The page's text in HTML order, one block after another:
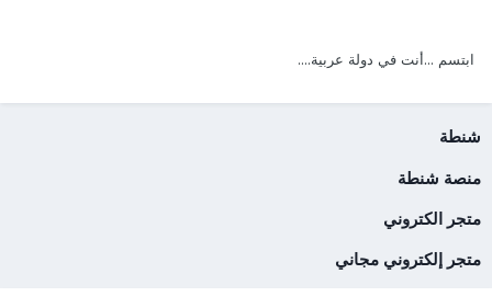
ابتسم ...أنت في دولة عربية....
شنطة
منصة شنطة
متجر الكتروني
متجر إلكتروني مجاني